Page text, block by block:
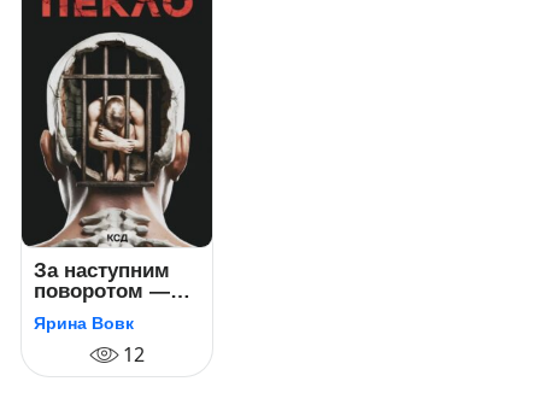
За наступним
поворотом —
пекло. Книга 3
(Розслідування
Михайліни
Хижняк)
Ярина Вовк
12